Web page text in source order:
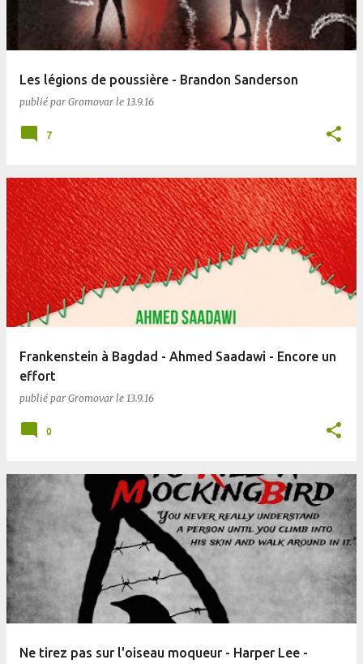
Les légions de poussière - Brandon Sanderson
publié par Gromovar le 13.9.16
7
Frankenstein à Bagdad - Ahmed Saadawi - Encore un
effort
publié par Gromovar le 13.9.16
0
Ne tirez pas sur l'oiseau moqueur - Harper Lee -